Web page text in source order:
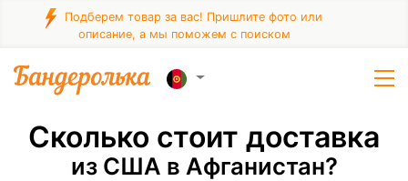
Подберем товар за вас! Пришлите фото или
описание, а мы поможем с поиском
Сколько стоит доставка
из США в Афганистан?